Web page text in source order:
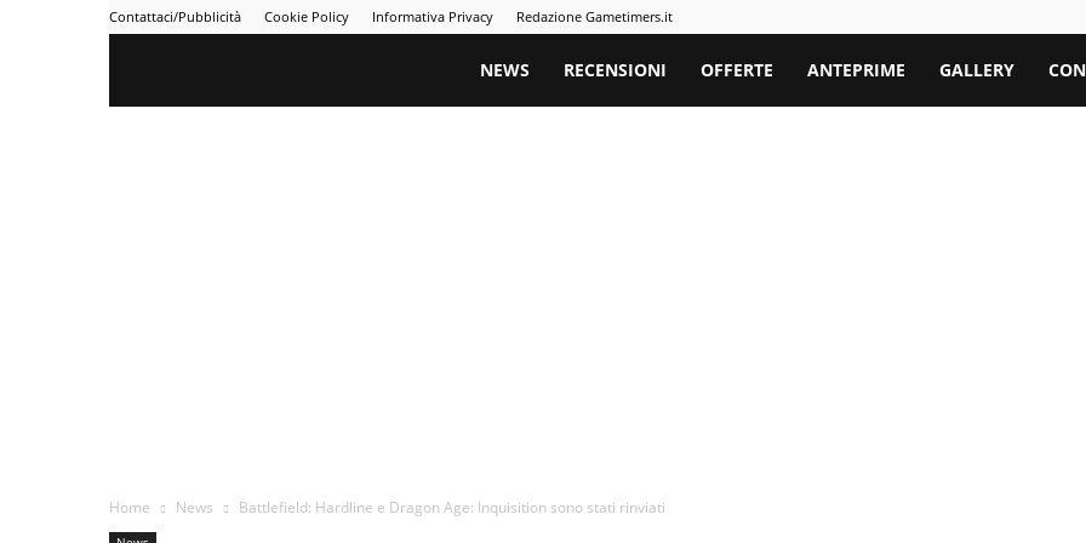
Contattaci/Pubblicità Cookie Policy Informativa Privacy Redazione Gametimers.it
Gametimers
NEWS RECENSIONI OFFERTE ANTEPRIME GALLERY
Home News Battlefield: Hardline e Dragon Age: Inquisition sono stati rinviati